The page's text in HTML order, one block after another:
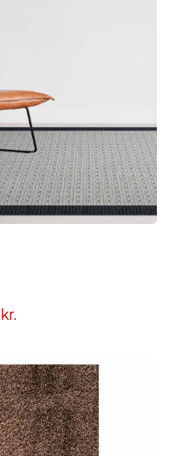
kr.
7.995,00 kr.